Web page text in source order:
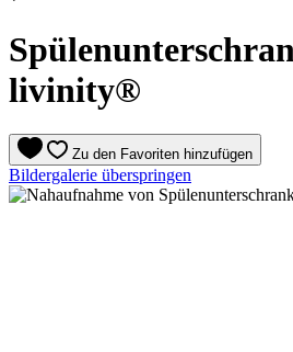
livinity®
Zu den Favoriten hinzufügen
Bildergalerie überspringen